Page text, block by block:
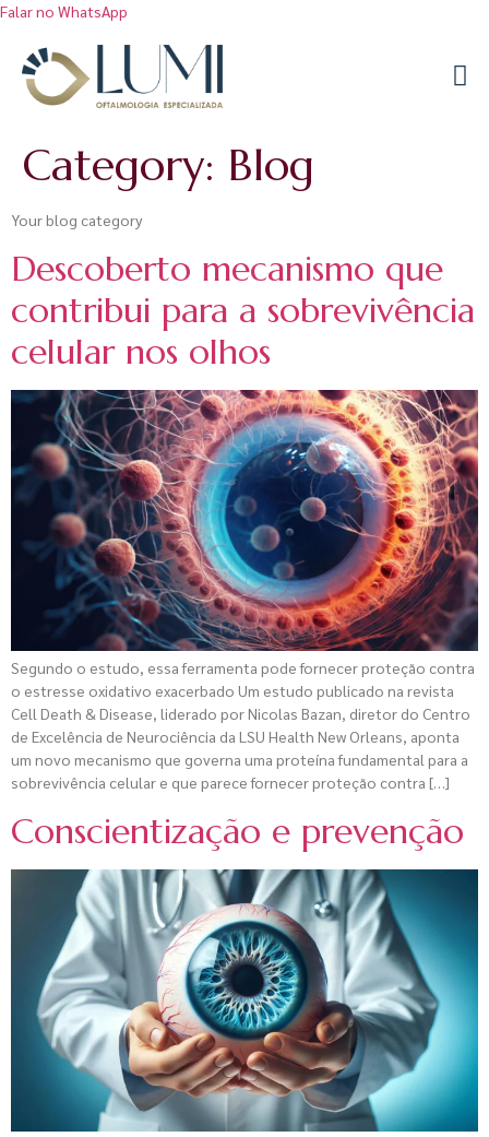
Falar no WhatsApp
Category: Blog
Your blog category
Descoberto mecanismo que
contribui para a sobrevivência
celular nos olhos
Segundo o estudo, essa ferramenta pode fornecer proteção contra
o estresse oxidativo exacerbado Um estudo publicado na revista
Cell Death & Disease, liderado por Nicolas Bazan, diretor do Centro
de Excelência de Neurociência da LSU Health New Orleans, aponta
um novo mecanismo que governa uma proteína fundamental para a
sobrevivência celular e que parece fornecer proteção contra […]
Conscientização e prevenção